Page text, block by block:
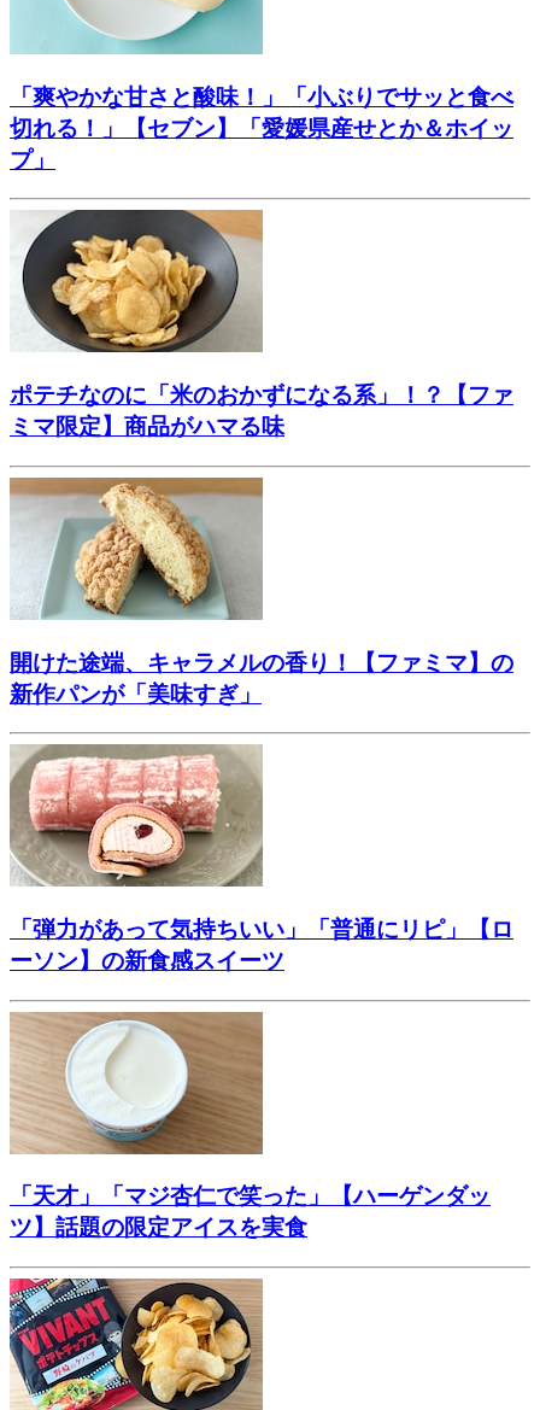
「爽やかな甘さと酸味！」「小ぶりでサッと食べ
切れる！」【セブン】「愛媛県産せとか＆ホイッ
プ」
ポテチなのに「米のおかずになる系」！？【ファ
ミマ限定】商品がハマる味
開けた途端、キャラメルの香り！【ファミマ】の
新作パンが「美味すぎ」
「弾力があって気持ちいい」「普通にリピ」【ロ
ーソン】の新食感スイーツ
「天才」「マジ杏仁で笑った」【ハーゲンダッ
ツ】話題の限定アイスを実食